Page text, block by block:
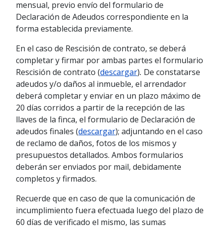
mensual, previo envío del formulario de
Declaración de Adeudos correspondiente en la
forma establecida previamente.
En el caso de Rescisión de contrato, se deberá
completar y firmar por ambas partes el formulario
Rescisión de contrato (descargar). De constatarse
adeudos y/o daños al inmueble, el arrendador
deberá completar y enviar en un plazo máximo de
20 días corridos a partir de la recepción de las
llaves de la finca, el formulario de Declaración de
adeudos finales (descargar); adjuntando en el caso
de reclamo de daños, fotos de los mismos y
presupuestos detallados. Ambos formularios
deberán ser enviados por mail, debidamente
completos y firmados.
Recuerde que en caso de que la comunicación de
incumplimiento fuera efectuada luego del plazo de
60 días de verificado el mismo, las sumas